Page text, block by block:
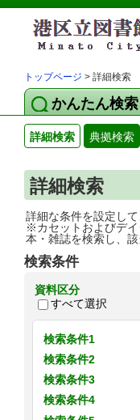
トップページ > 詳細検索
かんたん検索
詳細検索 典拠検索
詳細検索
詳細な条件を設定し
※カセットおよびデ
本・雑誌を検索し、
検索条件
資料区分
すべて選択
検索条件1
検索条件2
検索条件3
検索条件4